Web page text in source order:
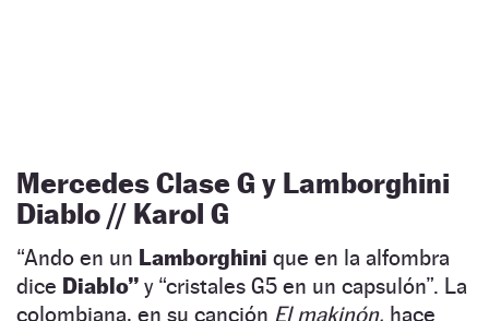
Mercedes Clase G y Lamborghini
Diablo // Karol G
“Ando en un Lamborghini que en la alfombra
dice Diablo” y “cristales G5 en un capsulón”. La
colombiana, en su canción El makinón, hace